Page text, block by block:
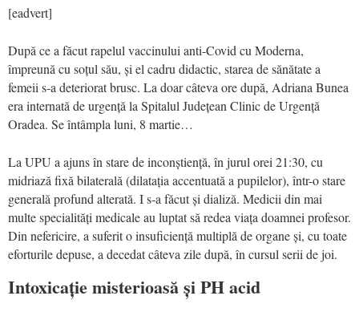
[eadvert]
După ce a făcut rapelul vaccinului anti-Covid cu Moderna,
împreună cu soțul său, și el cadru didactic, starea de sănătate a
femeii s-a deteriorat brusc. La doar câteva ore după, Adriana Bunea
era internată de urgență la Spitalul Județean Clinic de Urgență
Oradea. Se întâmpla luni, 8 martie…
La UPU a ajuns în stare de inconștiență, în jurul orei 21:30, cu
midriază fixă bilaterală (dilatația accentuată a pupilelor), într-o stare
generală profund alterată. I s-a făcut și dializă. Medicii din mai
multe specialități medicale au luptat să redea viața doamnei profesor.
Din nefericire, a suferit o insuficiență multiplă de organe și, cu toate
eforturile depuse, a decedat câteva zile după, în cursul serii de joi.
Intoxicație misterioasă și PH acid